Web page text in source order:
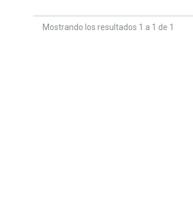
Mostrando los resultados 1 a 1 de 1